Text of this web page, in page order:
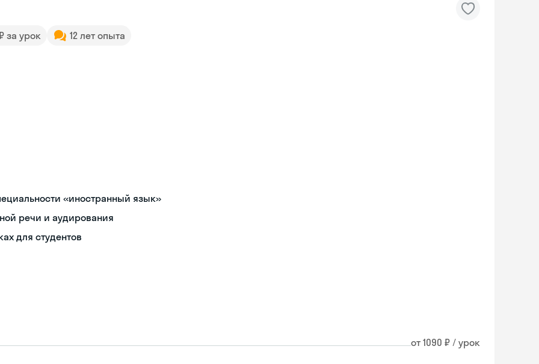
за урок 12 лет опыта
«иностранный язык»
речи и аудирования
для студентов
от 1090 ₽ / урок